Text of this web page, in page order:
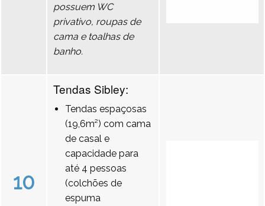
possuem WC
privativo, roupas de
cama e toalhas de
banho.
10
Tendas Sibley:
Tendas espaçosas
(19,6m²) com cama
de casal e
capacidade para
até 4 pessoas
(colchões de
espuma